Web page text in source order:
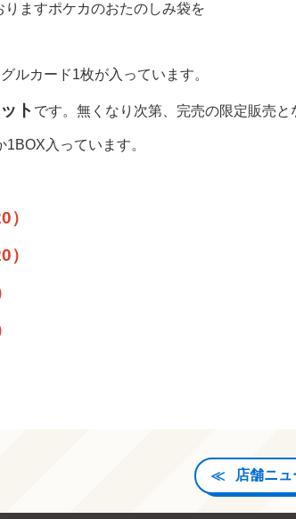
ますポケカのおたのしみ袋を
ルカード1枚が入っています。
ト です。無くなり次第、完売の限定販売と
入っています。
店舗ニ